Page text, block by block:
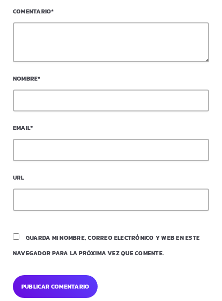
COMENTARIO*
NOMBRE*
EMAIL*
URL
GUARDA MI NOMBRE, CORREO ELECTRÓNICO Y WEB EN ESTE
NAVEGADOR PARA LA PRÓXIMA VEZ QUE COMENTE.